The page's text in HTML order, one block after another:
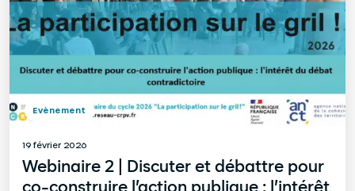
19 février 2026
Webinaire 2 | Discuter et débattre pour
Evènement